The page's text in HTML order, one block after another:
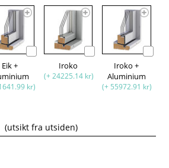
Eik +
kr)
Iroko
(+ 24225.14 kr)
Iroko +
Aluminium
(+ 55972.91 kr)
(utsikt fra utsiden)